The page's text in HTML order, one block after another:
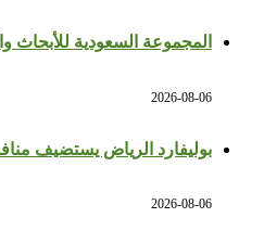
المجموعة السعودية للأبحاث والإعلام تحقق 34.8 مليون ريال
2026-08-06
بوليفارد الرياض يستضيف
2026-08-06